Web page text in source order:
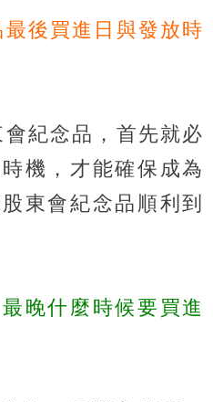
後買進日與發放時
紀念品，首先就必
機，才能確保成為
東會紀念品順利到
晚什麼時候要買進